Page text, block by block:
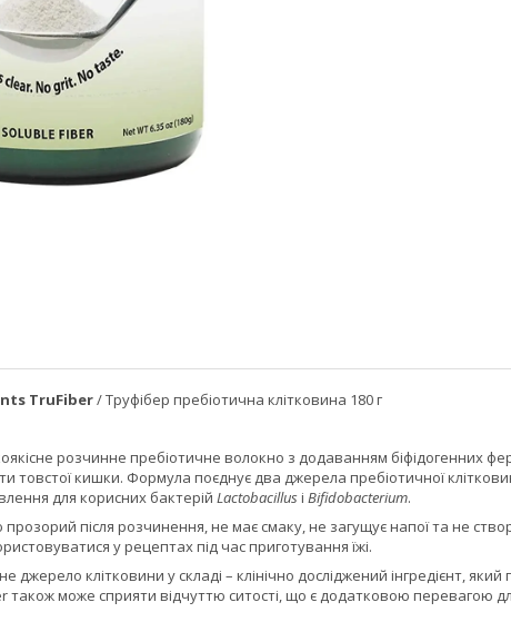
TruFiber/ Труфібер пребіотична клітковина 180 г
розчинне пребіотичне волокно з додаванням біфідогенних
товстої кишки. Формула поєднує два джерела пребіотичної
для корисних бактерій Lactobacillusі Bifidobacterium.
після розчинення, не має смаку, не загущує напої та не
у рецептах під час приготування їжі.
джерело клітковини у складі – клінічно досліджений інгредієнт,
також може сприяти відчуттю ситості, що є додатковою перевагою